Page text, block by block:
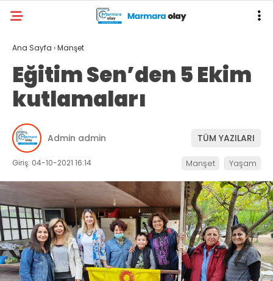
Ana Sayfa ›Manşet
Eğitim Sen’den 5 Ekim
kutlamaları
Admin admin TÜM YAZILARI
Giriş: 04-10-2021 16:14 Manşet Yaşam